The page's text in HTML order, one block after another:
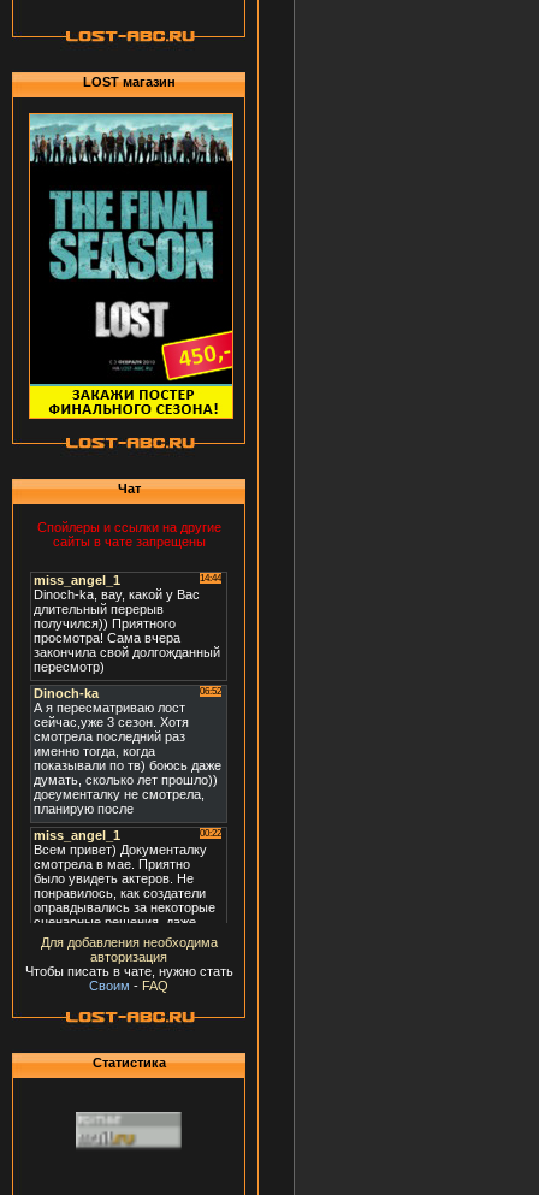
LOST магазин
Чат
Спойлеры и ссылки на другие
сайты в чате запрещены
Для добавления необходима
авторизация
Чтобы писать в чате, нужно стать
Своим - FAQ
Статистика